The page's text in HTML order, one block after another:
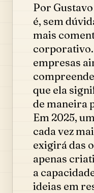
Por
é, sem
mais
empresas
que ela
de maneira
Em 2025,
cada vez
exigirá das
apenas
a
ideias em